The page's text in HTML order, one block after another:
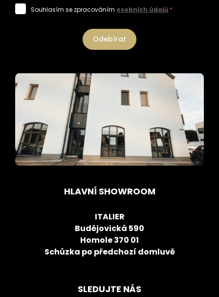
Souhlasím se zpracováním osobních údajů *
Odebírat
HLAVNÍ SHOWROOM
ITALIER
Budějovická 590
Homole 370 01
Schůzka po předchozí domluvě
SLEDUJTE NÁS